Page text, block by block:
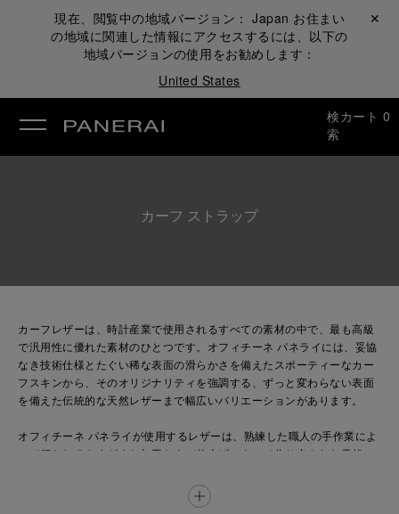
現在、閲覧中の地域バージョン： Japan お住まい
の地域に関連した情報にアクセスするには、以下の
地域バージョンの使用をお勧めします：
United States
閉じる ✕
検
索
カート 0
カーフ ストラップ
カーフレザーは、時計産業で使用されるすべての素材の中で、最も高級
で汎用性に優れた素材のひとつです。オフィチーネ パネライには、妥協
なき技術仕様とたぐい稀な表面の滑らかさを備えたスポーティーなカー
フスキンから、そのオリジナリティを強調する、ずっと変わらない表面
を備えた伝統的な天然レザーまで幅広いバリエーションがあります。
オフィチーネ パネライが使用するレザーは、熟練した職人の手作業によ
これらの素材にはそれぞれ、独自のカラーシェイドと表面の品質があ